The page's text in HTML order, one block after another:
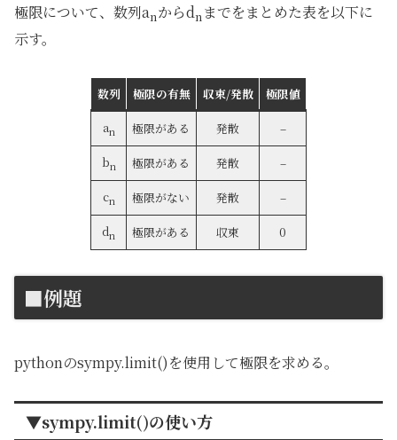
極限について、数列anからdnまでをまとめた表を以下に
示す。
数列 極限の有無 収束/発散
極限値
an 極限がある 発散
–
bn 極限がある 発散
–
cn 極限がない 発散
–
dn 極限がある 収束 0
■例題
pythonのsympy.limit()を使用して極限を求める。
▼sympy.limit()の使い方